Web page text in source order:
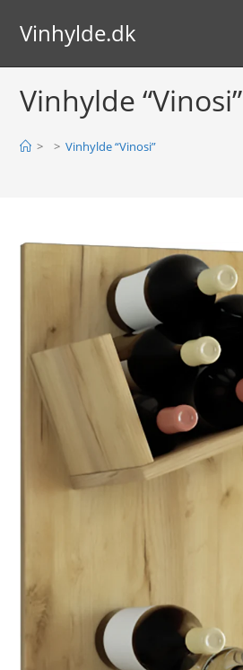
Vinhylde.dk
Vinhylde “Vinosi”
> > Vinhylde “Vinosi”